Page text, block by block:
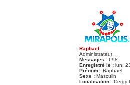
Raphael
Administrateur
Messages : 698
Enregistré le : lun.
Prénom : Raphael
Sexe : Masculin
Localisation :